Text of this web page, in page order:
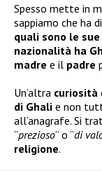
Spesso mette in
sappiamo che ha
quali sono le sue
nazionalità ha
madre e il padre
Un’altra curiosità
di Ghali e non
all’anagrafe. Si
“prezioso” o “di
religione.